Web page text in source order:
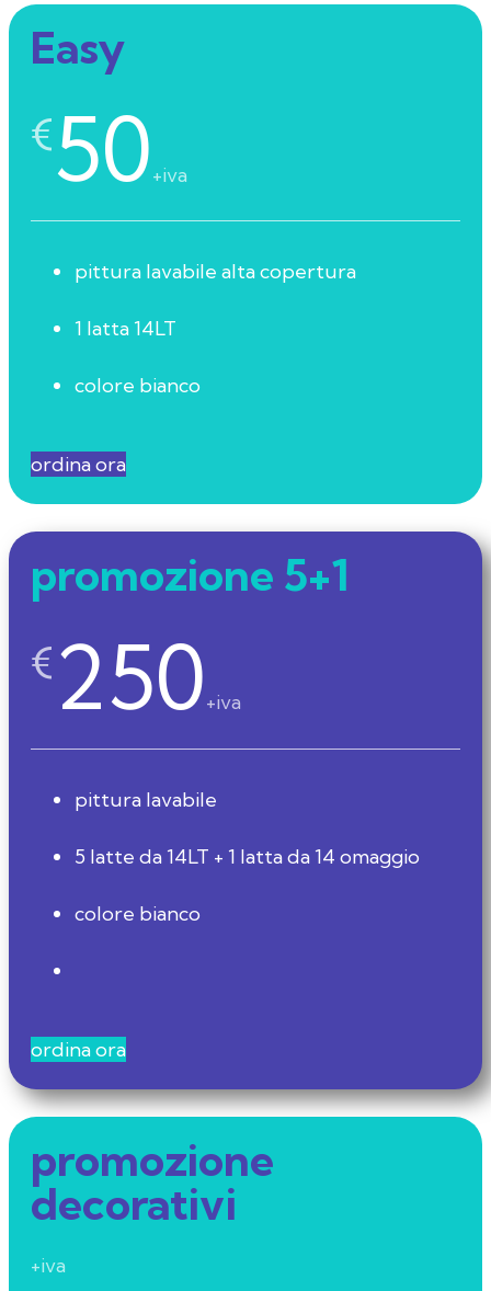
Easy
€50+iva
pittura lavabile alta copertura
1 latta 14LT
colore bianco
ordina ora
promozione 5+1
€250+iva
pittura lavabile
5 latte da 14LT + 1 latta da 14 omaggio
colore bianco
ordina ora
promozione
decorativi
+iva